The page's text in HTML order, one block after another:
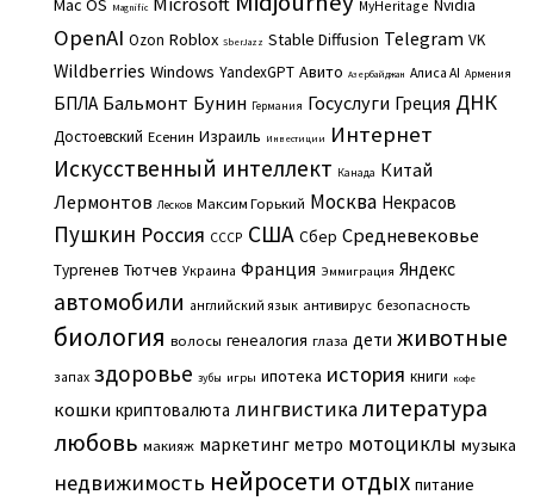
Mac OS Magnific MyHeritage Nvidia
OpenAI Ozon Roblox SberJazz Stable Diffusion Telegram VK
Wildberries Windows YandexGPT Авито Азербайджан Алиса AI Армения
БПЛА Бальмонт Бунин Германия Госуслуги Греция ДНК
Достоевский Есенин Израиль Инвестиции Интернет
Искусственный интеллект Канада Китай
Лермонтов Лесков Максим Горький Москва Некрасов
Пушкин Россия СССР США Сбер Средневековье
Тургенев Тютчев Украина Франция Эммиграция Яндекс
автомобили английский язык антивирус безопасность
биология волосы генеалогия глаза дети животные
запах здоровье зубы игры ипотека история книги кофе
кошки криптовалюта лингвистикалитература
любовь макияж маркетинг метро мотоциклы музыка
недвижимость нейросети отдых питание